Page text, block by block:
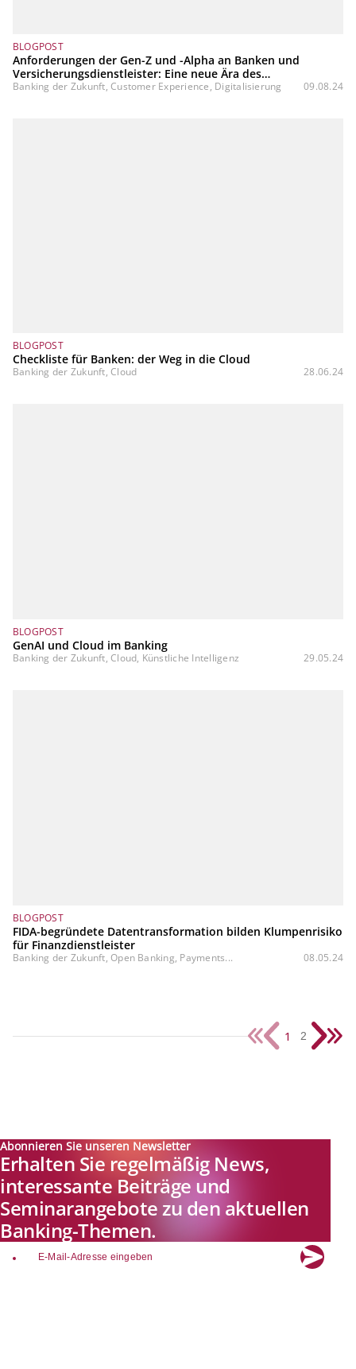
BLOGPOST
Anforderungen der Gen-Z und -Alpha an Banken und
Versicherungsdienstleister: Eine neue Ära des
Kundenerlebnisses
Banking der Zukunft, Customer Experience, Digitalisierung 09.08.24
BLOGPOST
Checkliste für Banken: der Weg in die Cloud
Banking der Zukunft, Cloud 28.06.24
BLOGPOST
GenAI und Cloud im Banking
Banking der Zukunft, Cloud, Künstliche Intelligenz 29.05.24
BLOGPOST
FIDA-begründete Datentransformation bilden Klumpenrisiko
für Finanzdienstleister
Banking der Zukunft, Open Banking, Payments... 08.05.24
1 2
Abonnieren Sie unseren Newsletter
Erhalten Sie regelmäßig News,
interessante Beiträge und
Seminarangebote zu den aktuellen
Banking-Themen.
email